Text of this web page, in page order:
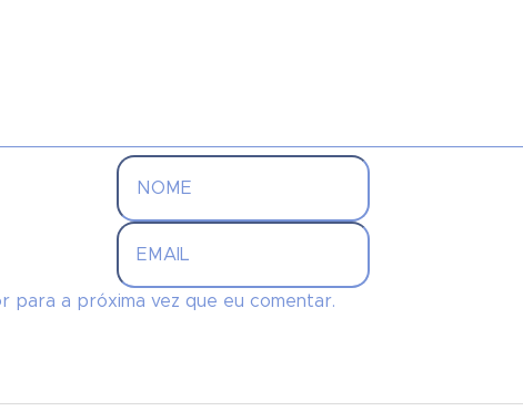
para a próxima vez que eu comentar.